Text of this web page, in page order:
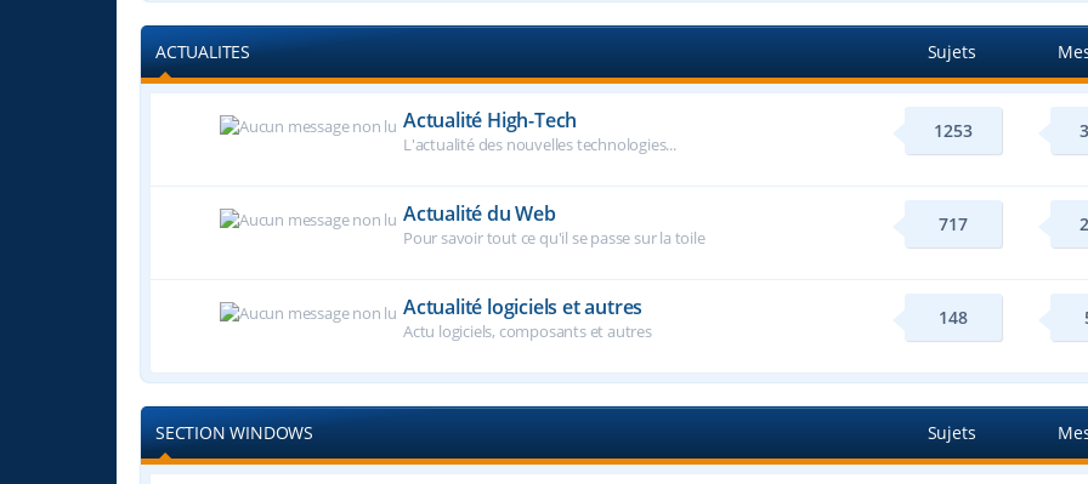
ACTUALITES Sujets
Actualité High-Tech
L'actualité des nouvelles technologies...
1253
Actualité du Web
Pour savoir tout ce qu'il se passe sur la toile
717
Actualité logiciels et autres
Actu logiciels, composants et autres
148
SECTION WINDOWS Sujets